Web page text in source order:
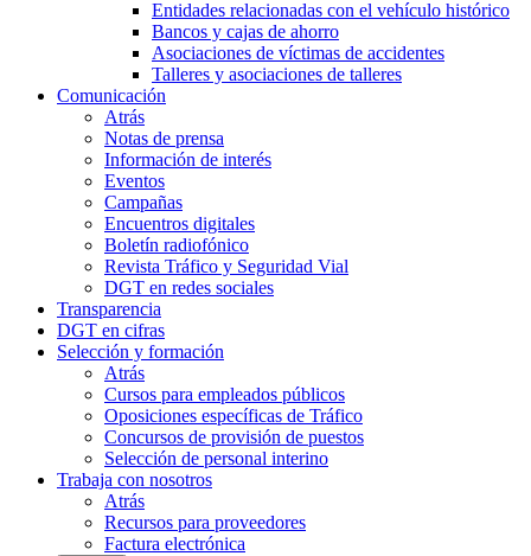
Entidades relacionadas con el vehículo histórico
Bancos y cajas de ahorro
Asociaciones de víctimas de accidentes
Talleres y asociaciones de talleres
Comunicación
Atrás
Notas de prensa
Información de interés
Eventos
Campañas
Encuentros digitales
Boletín radiofónico
Revista Tráfico y Seguridad Vial
DGT en redes sociales
Transparencia
DGT en cifras
Selección y formación
Atrás
Cursos para empleados públicos
Oposiciones específicas de Tráfico
Concursos de provisión de puestos
Selección de personal interino
Trabaja con nosotros
Atrás
Recursos para proveedores
Factura electrónica